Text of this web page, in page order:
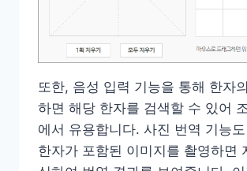
또한, 음성 입력 기능을 통해 한자
하면 해당 한자를 검색할 수 있어
에서 유용합니다. 사진 번역 기능
한자가 포함된 이미지를 촬영하면